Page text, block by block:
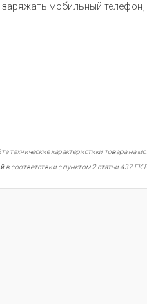
мобильный телефон,
технические характеристики товара на
в соответствии с пунктом 2 статьи 437 ГК